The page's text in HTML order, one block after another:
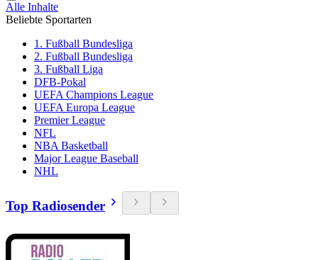
Alle Inhalte
Beliebte Sportarten
1. Fußball Bundesliga
2. Fußball Bundesliga
3. Fußball Liga
DFB-Pokal
UEFA Champions League
UEFA Europa League
Premier League
NFL
NBA Basketball
Major League Baseball
NHL
Top Radiosender